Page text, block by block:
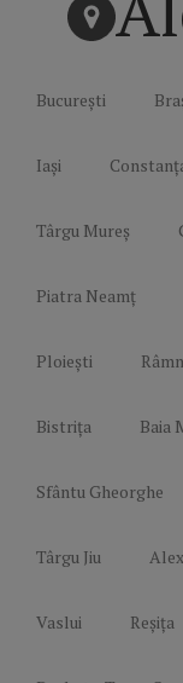
București
Iași
Târgu Mureș
Piatra Neamț
Ploiești
Bistrița Baia
Sfântu Gheorghe
Târgu Jiu
Vaslui Reșița